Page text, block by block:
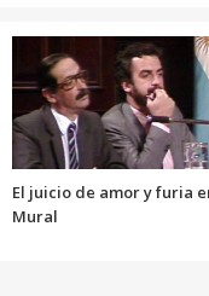
El juicio de amor y furia
Mural